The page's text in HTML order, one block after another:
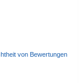
von Bewertungen